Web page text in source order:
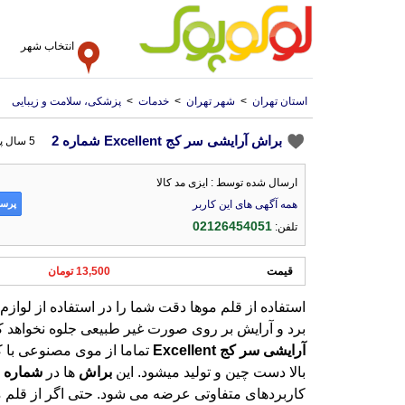
انتخاب شهر
استان تهران > شهر تهران > خدمات > پزشکی، سلامت و زیبایی
براش آرایشی سر کج Excellent شماره 2 5 سال پیش
ارسال شده توسط : ایزی مد کالا
همه آگهی های این کاربر
تلفن:02126454051
قیمت 13,500 تومان
استفاده از قلم موها دقت شما را در استفاده از
برد و آرایش بر روی صورت غیر طبیعی جلوه نخواهد
آرایشی سر کج Excellent تماما از موی مصنوعی با
بالا دست چین و تولید میشود. این براش ها در شماره